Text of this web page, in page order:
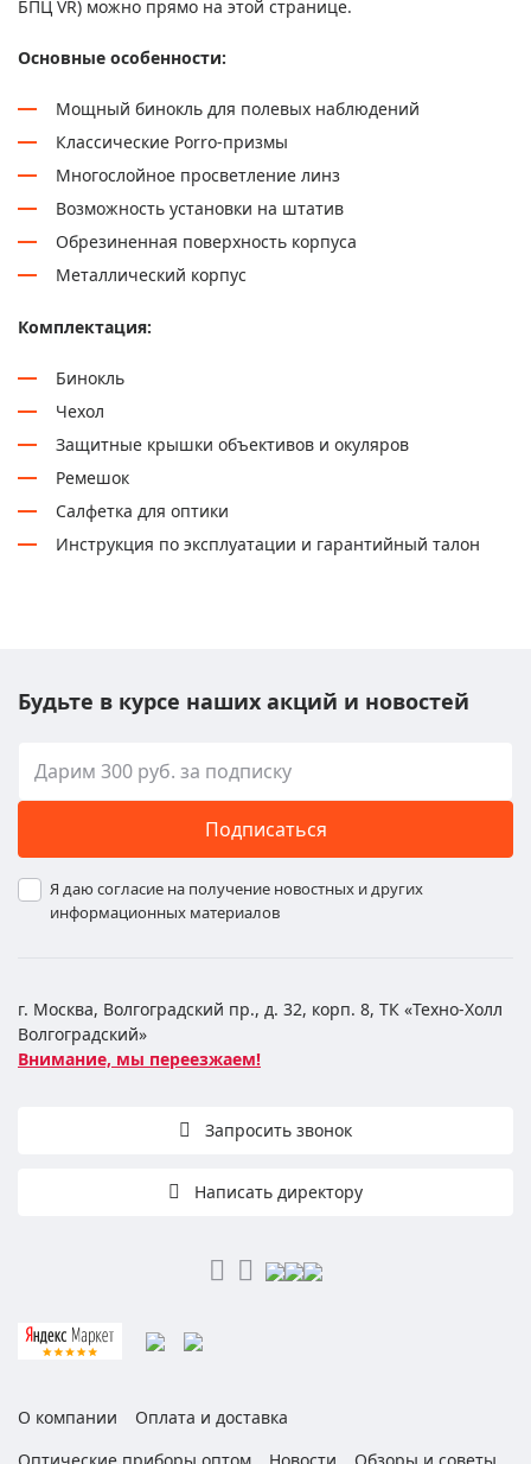
БПЦ VR) можно прямо на этой странице.
Основные особенности:
Мощный бинокль для полевых наблюдений
Классические Porro-призмы
Многослойное просветление линз
Возможность установки на штатив
Обрезиненная поверхность корпуса
Металлический корпус
Комплектация:
Бинокль
Чехол
Защитные крышки объективов и окуляров
Ремешок
Салфетка для оптики
Инструкция по эксплуатации и гарантийный талон
Будьте в курсе наших акций и новостей
Подписаться
Я даю согласие на получение новостных и других
информационных материалов
г. Москва, Волгоградский пр., д. 32, корп. 8, ТК «Техно-Холл
Волгоградский»
Внимание, мы переезжаем!
Запросить звонок
Написать директору
О компании
Оплата и доставка